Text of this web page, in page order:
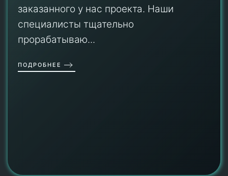
заказанного у нас проекта. Наши
специалисты тщательно
прорабатываю...
ПОДРОБНЕЕ